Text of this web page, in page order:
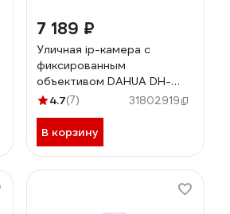
7 189 ₽
Уличная ip-камера с
фиксированным
объективом DAHUA DH-
IPC-HFW1239TL1P-A-IL-
4.7(7) 31802919
В корзину